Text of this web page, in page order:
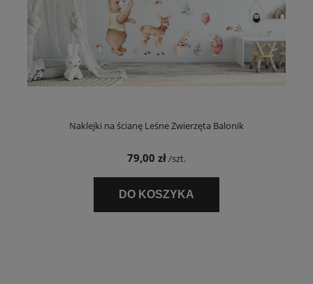
Naklejki na ścianę Leśne Zwierzęta Balonik
79,00 zł/szt.
DO KOSZYKA